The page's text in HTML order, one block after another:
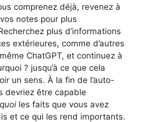
comprenez déjà, revenez à
notes pour plus
plus d’informations
extérieures, comme d’autres
ChatGPT, et continuez à
? jusqu’à ce que cela
un sens. À la fin de l’auto-
devriez être capable
les faits que vous avez
et ce qui les rend importants.